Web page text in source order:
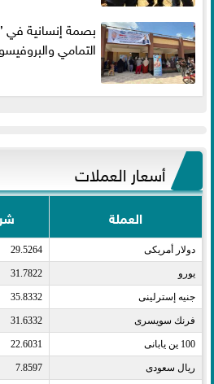
بصمة إنسانية في
التمامي
أسعار العملات
العملة
دولار أمريكى​ 29.5264
يورو​ 31.7822
جنيه إسترلينى​ 35.8332
فرنك سويسرى​ 31.6332
100 ين يابانى​ 22.6031
ريال سعودى​ 7.8597